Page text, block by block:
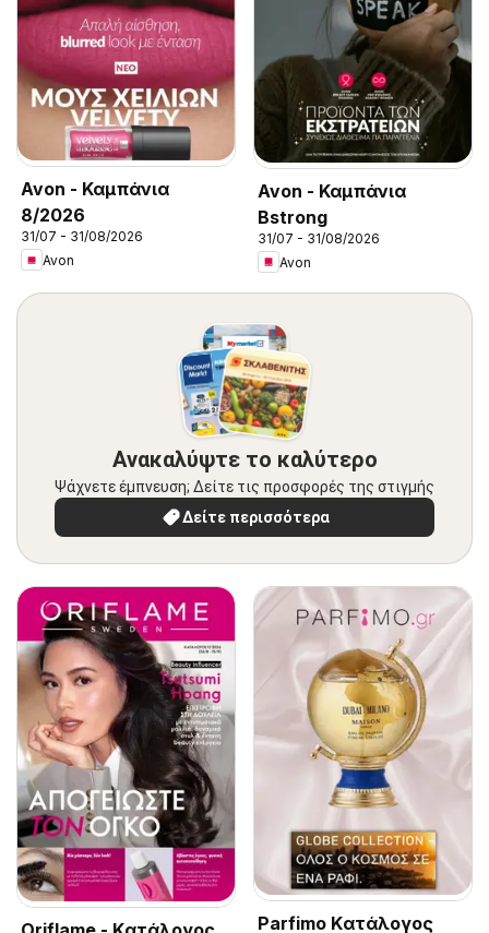
Avon - Καμπάνια
8/2026
31/07 - 31/08/2026
Avon
Avon - Καμπάνια
Bstrong
31/07 - 31/08/2026
Avon
Ανακαλύψτε το καλύτερο
Ψάχνετε έμπνευση; Δείτε τις προσφορές της στιγμής
Δείτε περισσότερα
Parfimo Kατάλογος